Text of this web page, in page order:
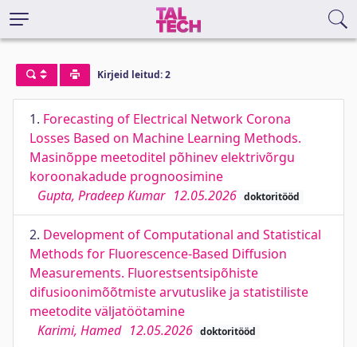
Kirjeid leitud: 2
1. Forecasting of Electrical Network Corona
Losses Based on Machine Learning Methods.
Masinõppe meetoditel põhinev elektrivõrgu
koroonakadude prognoosimine
Gupta, Pradeep Kumar 12.05.2026 doktoritööd
2. Development of Computational and Statistical
Methods for Fluorescence-Based Diffusion
Measurements. Fluorestsentsipõhiste
difusioonimõõtmiste arvutuslike ja statistiliste
meetodite väljatöötamine
Karimi, Hamed 12.05.2026 doktoritööd